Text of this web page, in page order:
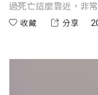
過死亡這麼靠近，非
收藏 分享